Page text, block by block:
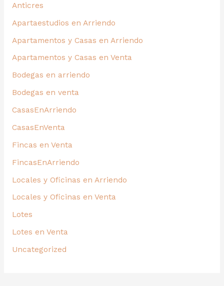
Anticres
Apartaestudios en Arriendo
Apartamentos y Casas en Arriendo
Apartamentos y Casas en Venta
Bodegas en arriendo
Bodegas en venta
CasasEnArriendo
CasasEnVenta
Fincas en Venta
FincasEnArriendo
Locales y Oficinas en Arriendo
Locales y Oficinas en Venta
Lotes
Lotes en Venta
Uncategorized